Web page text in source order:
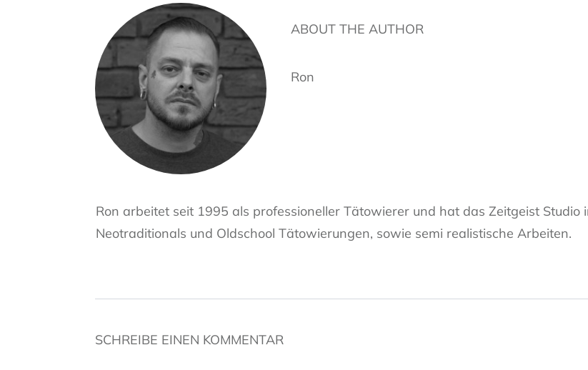
ABOUT THE AUTHOR
Ron
Ron arbeitet seit 1995 als professioneller Tätowierer und hat das Zeitgeist Studio
Neotraditionals und Oldschool Tätowierungen, sowie semi realistische Arbeiten.
SCHREIBE EINEN KOMMENTAR